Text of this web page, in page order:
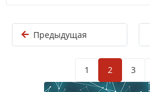
Предыдущая
1 2 3